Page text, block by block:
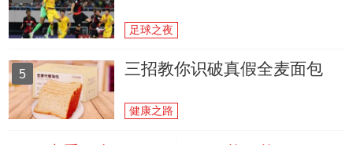
足球之夜
5 三招教你识破真假全麦面包
健康之路